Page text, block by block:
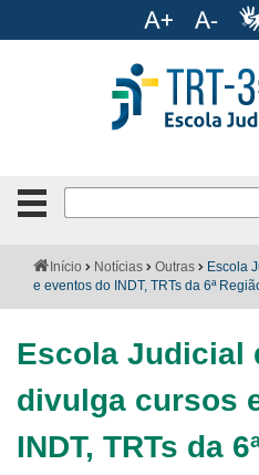
Ir para o menu
Português
Botão
de
clique
ou
o
menu
Institucional
Formulários
Calendário
Cursos
Publicações
Você
está
Início Notícias Outras
Escola
e eventos do INDT, TRTs da 6ª
Escola Judicial
divulga cursos
INDT, TRTs da